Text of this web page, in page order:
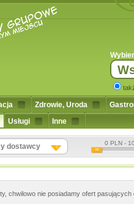
Zdrowie, Uroda
Usługi Inne
dostawcy 0 PLN -
chwilowo nie posiadamy ofert pasujących